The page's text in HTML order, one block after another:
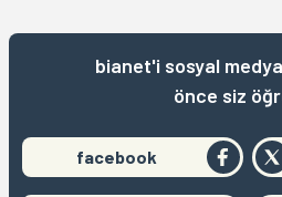
bianet'i sosyal
önce siz
facebook